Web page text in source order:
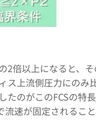
2倍以上になると、
上流側圧力にのみ
のがこのFCSの特長
速が固定されるこ